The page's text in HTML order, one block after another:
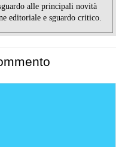
alle principali novità
editoriale e sguardo critico.